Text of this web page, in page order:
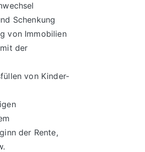
Schenkung
von Immobilien
der
von Kinder-
der Rente,